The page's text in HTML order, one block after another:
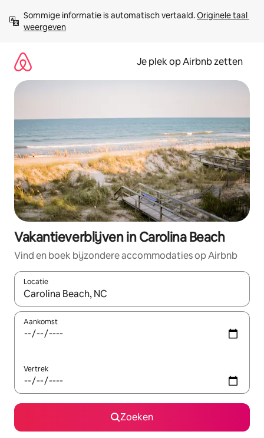
direct
naar
Sommige informatie is automatisch vertaald. Originele taal
weergeven
Je plek op Airbnb zetten
Vakantieverblijven in Carolina Beach
Vind en boek bijzondere accommodaties op Airbnb
Locatie
Wanneer er resultaten beschikbaar zijn, maak je een keuze
Aankomst
Vertrek
Zoeken